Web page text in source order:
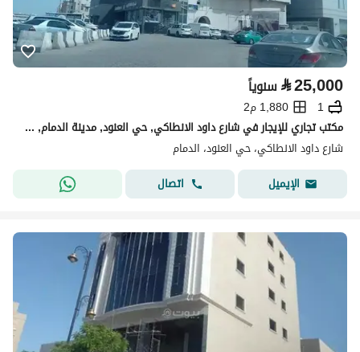
⃁25,000 سنوياً
1
1,880 م2
مكتب تجاري للإيجار في شارع داود الانطاكي, حي العنود, مدينة الدمام, المنطقة الشرقية
شارع داود الانطاكي، حي العنود، الدمام
الإيميل
اتصال